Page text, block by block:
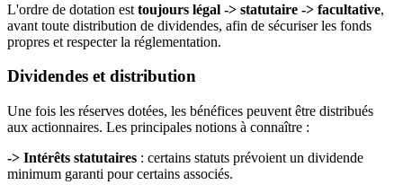
L'ordre de dotation est toujours légal -> statutaire -> facultative,
avant toute distribution de dividendes, afin de sécuriser les fonds
propres et respecter la réglementation.
Dividendes et distribution
Une fois les réserves dotées, les bénéfices peuvent être distribués
aux actionnaires. Les principales notions à connaître :
-> Intérêts statutaires : certains statuts prévoient un dividende
minimum garanti pour certains associés.